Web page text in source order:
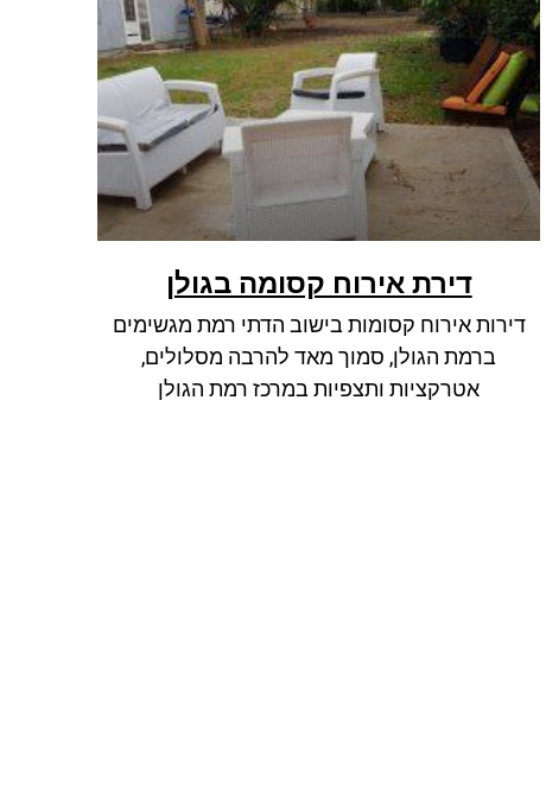
דירת אירוח קסומה בגולן
דירות אירוח קסומות בישוב הדתי רמת מגשימים
ברמת הגולן, סמוך מאד להרבה מסלולים,
אטרקציות ותצפיות במרכז רמת הגולן